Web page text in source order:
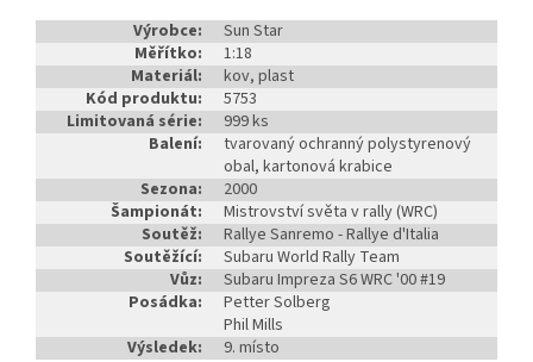
Výrobce:
Sun Star
Měřítko:
1:18
Materiál:
kov, plast
Kód produktu:
5753
Limitovaná série:
999 ks
Balení:
tvarovaný ochranný polystyrenový
obal, kartonová krabice
Sezona:
2000
Šampionát:
Mistrovství světa v rally (WRC)
Soutěž:
Rallye Sanremo - Rallye d'Italia
Soutěžící:
Subaru World Rally Team
Vůz:
Subaru Impreza S6 WRC '00 #19
Posádka:
Petter Solberg
Phil Mills
Výsledek:
9. místo